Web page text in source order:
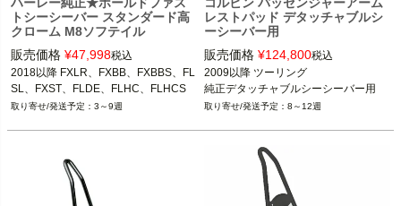
トシーシーバー スタンダード高
クローム M8ソフテイル
販売価格 ¥47,998税込
2018以降 FXLR、FXBB、FXBBS、FL
SL、FXST、FLDE、FLHC、FLHCS
3～9週
レストパッド デタッチャブルシ
ーシーバー用
販売価格 ¥124,800税込
2009以降 ツーリング
純正デタッチャブルシーシーバー用
8～12週